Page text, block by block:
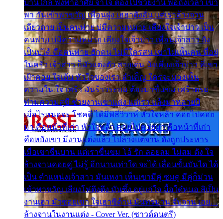
บ้านใกล้ พึ่งพาอาศัย จำใจ ต้องไปช่วยงาน พอถึงเวลา เขา
พา กันเข้าพาขวัญ เพื่อนฝูง เฮฮาดังลั่น แต่เราล้างจาน
เดียวดาย เป็นคนพ่าย บ่มีความหมาย เคียงใจเจ้าบ่าว เป็น
คนพ่าย บ่มีความหมาย เคียงใจเจ้าบ่าว เพื่อนเจ้าสาว ยัง
เป็นบ่ได้ คือคนพ่าย ฮักคน ไม่มีใครสน เขาไม่เห็นคน ที่อยู่
ในครัว เจ้าสาว ก็มัวแต่งตัว สวยเด่น นั่งเคียงเจ้าบ่าว ที่เขา
เฝ้าคอย ใจเต้น หัวใจของเรา ลำเค็ญ ใครจะมองเห็น
ความใน ใจ เศร้า มันร้าวระบม ต้องมาขื่นขม เศร้าตรม
ท่ามความสุขี ช่วยงานเขาแต่ง แต่เรา แล้งมาหลายปี
เมื่อไรหนอจะ โชคดี ได้มีพิธีวิวาห์ หัวใจหล้า คอยไปคอย
มา คือหน้าที่เก่า หัวใจหล้า คอยไปคอยมา คือหน้าที่เก่า
คือหยังเขา มีงานแต่งแล้ว ไปล้างแต่จาน ดั่งถูกประหาร
เมื่อเขาชื่นบาน แต่เราขื่นขม โอ้ รัก ลอยลม ไม่สม ดัง ใจ
ล้างจานคอยคู่ ไม่รู้ อีกนานเท่าใด จะได้ เลื่อนขั้นบันได ได้
เป็น ตำแหน่งเจ้าสาว มันเหงา เห็นเขามีคู่ ซมดู มีคู่ก็ม่วน
เข้าพาขวัญ เสียงโห่ตึงตึง มันซึ้ง อยู่แก่ใจ มื้อใด๋หนอ สิเป็น
งานเฮา มัวซอยเขา ใจเฮาซิด้าน มันทรมาน จับจาน เอย…
ล้างจานในงานแต่ง - Cover Ver. (ซาวด์ดนตรี)